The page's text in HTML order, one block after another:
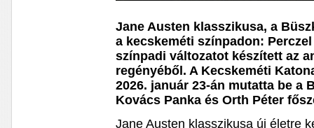
Jane Austen klasszikusa, a
a kecskeméti színpadon:
színpadi változatot készített az
regényéből. A Kecskeméti
2026. január 23-án mutatta be a
Kovács Panka és Orth Péter
Jane Austen klasszikusa új életre